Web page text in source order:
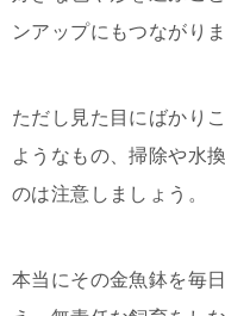
ンアップにもつながりま
ただし見た目にばかり
ようなもの、掃除や水
のは注意しましょう。
本当にその金魚鉢を毎